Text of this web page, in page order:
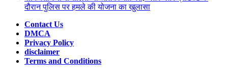
दौरान पुलिस पर हमले की योजना का खुलासा
Contact Us
DMCA
Privacy Policy
disclaimer
Terms and Conditions